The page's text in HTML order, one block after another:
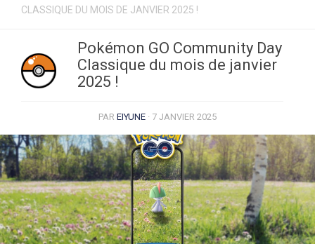
CLASSIQUE DU MOIS DE JANVIER 2025 !
Pokémon GO Community Day
Classique du mois de janvier
2025 !
PAR EIYUNE · 7 JANVIER 2025